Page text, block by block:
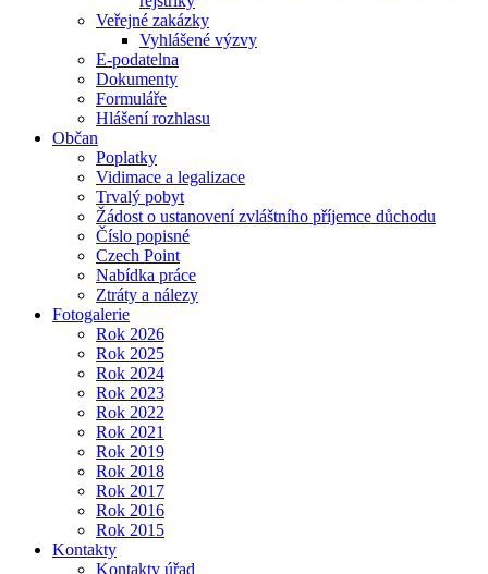
Veřejné zakázky
Vyhlášené výzvy
E-podatelna
Dokumenty
Formuláře
Hlášení rozhlasu
Občan
Poplatky
Vidimace a legalizace
Trvalý pobyt
Žádost o ustanovení zvláštního příjemce důchodu
Číslo popisné
Czech Point
Nabídka práce
Ztráty a nálezy
Fotogalerie
Rok 2026
Rok 2025
Rok 2024
Rok 2023
Rok 2022
Rok 2021
Rok 2019
Rok 2018
Rok 2017
Rok 2016
Rok 2015
Kontakty
Kontakty úřad